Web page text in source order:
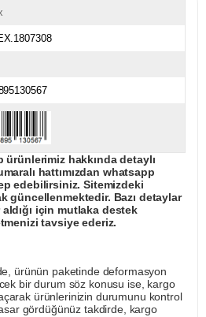
hakkında detaylı
hattımızdan whatsapp
edebilirsiniz. Sitemizdeki
güncellenmektedir. Bazı detaylar
için mutlaka destek
tavsiye ederiz.
ürünün paketinde deformasyon
bir durum söz konusu ise, kargo
ürünlerinizin durumunu kontrol
gördüğünüz takdirde, kargo